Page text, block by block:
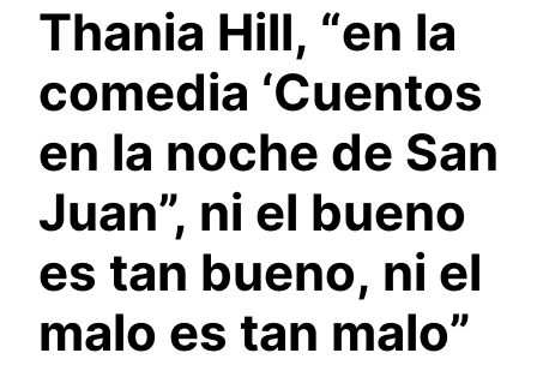
Thania Hill, “en la
comedia ‘Cuentos
en la noche de San
Juan”, ni el bueno
es tan bueno, ni el
malo es tan malo”